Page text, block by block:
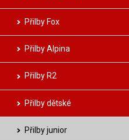
Přilby Fox
Přilby Alpina
Přilby R2
Přilby dětské
Přilby junior